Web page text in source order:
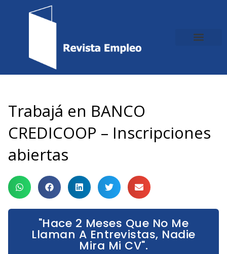
Trabajá en BANCO
CREDICOOP – Inscripciones
abiertas
"Hace 2 Meses Que No Me
Llaman A Entrevistas, Nadie
Mira Mi CV".